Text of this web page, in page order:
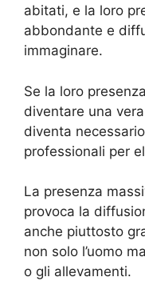
abitati, e la loro
abbondante e
immaginare.
Se la loro
diventare una
diventa
professionali per
La presenza
provoca la
anche piuttosto
non solo l’uomo
o gli allevamenti.